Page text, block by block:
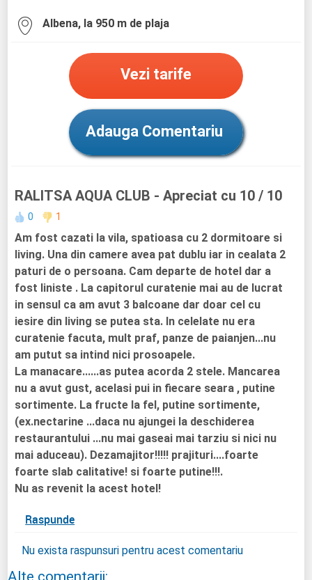
Albena, la 950 m de plaja
Vezi tarife
Adauga Comentariu
RALITSA AQUA CLUB - Apreciat cu 10 / 10
0 1
Am fost cazati la vila, spatioasa cu 2 dormitoare si
living. Una din camere avea pat dublu iar in cealata 2
paturi de o persoana. Cam departe de hotel dar a
fost liniste . La capitorul curatenie mai au de lucrat
in sensul ca am avut 3 balcoane dar doar cel cu
iesire din living se putea sta. In celelate nu era
curatenie facuta, mult praf, panze de paianjen...nu
am putut sa intind nici prosoapele.
La manacare......as putea acorda 2 stele. Mancarea
nu a avut gust, acelasi pui in fiecare seara , putine
sortimente. La fructe la fel, putine sortimente,
(ex.nectarine ...daca nu ajungei la deschiderea
restaurantului ...nu mai gaseai mai tarziu si nici nu
mai aduceau). Dezamajitor!!!!! prajituri....foarte
foarte slab calitative! si foarte putine!!!.
Nu as revenit la acest hotel!
Raspunde
Nu exista raspunsuri pentru acest comentariu
Alte comentarii: